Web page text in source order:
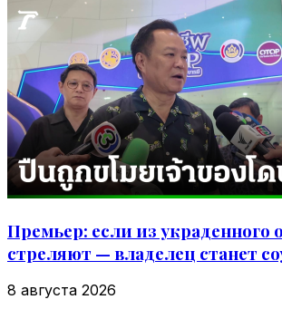
Премьер: если из украденного
стреляют — владелец станет
8 августа 2026